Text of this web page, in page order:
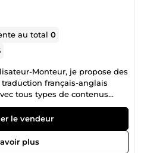
au total0
Monteur, je propose des
français-anglais
tous types de contenus
vidéos YouTube,
relu et bien formaté.
le vendeur
plus